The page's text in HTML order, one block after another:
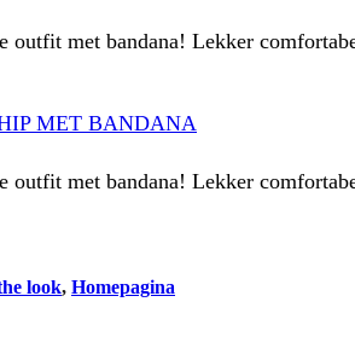
outfit met bandana! Lekker
MET BANDANA
outfit met bandana! Lekker
look, Homepagina